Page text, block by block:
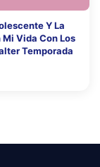
Y La
Mi Vida Con Los
Temporada